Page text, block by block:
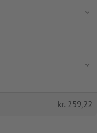
kr. 259,22